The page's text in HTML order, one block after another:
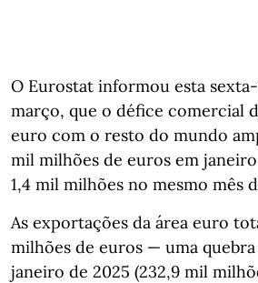
O Eurostat informou esta
março, que o défice comercial
euro com o resto do mundo
mil milhões de euros em
1,4 mil milhões no mesmo mês
As exportações da área euro
milhões de euros — uma quebra
janeiro de 2025 (232,9 mil